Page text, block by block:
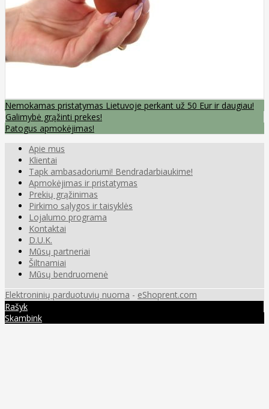
Nemokamas pristatymas Lietuvoje perkant už 50 Eur ir daugiau!
Galimybė grąžinti prekes!
Patogus apmokėjimas!
Apie mus
Klientai
Tapk ambasadoriumi! Bendradarbiaukime!
Apmokėjimas ir pristatymas
Prekių grąžinimas
Pirkimo sąlygos ir taisyklės
Lojalumo programa
Kontaktai
D.U.K.
Mūsų partneriai
Šiltnamiai
Mūsų bendruomenė
Elektroninių parduotuvių nuoma - eShoprent.com
Rašyk
Skambink